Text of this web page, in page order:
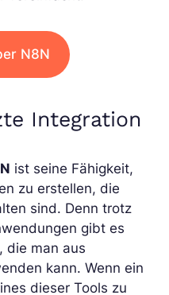
N8N
Integration
ist seine Fähigkeit,
zu erstellen, die
sind. Denn trotz
gibt es
die man aus
kann. Wenn ein
dieser Tools zu